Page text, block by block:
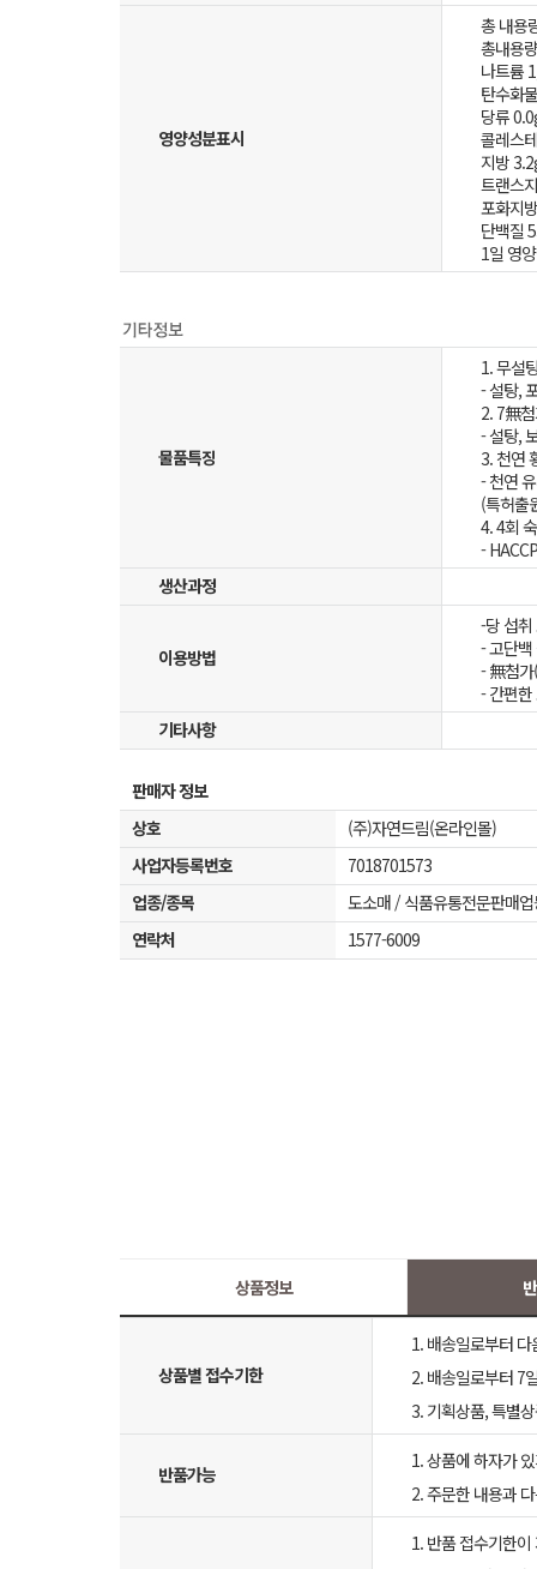
영양성분표시
총 내용
총내용
나트륨
탄수화
당류
콜레스
지방
트랜스
포화지
단백질
1일 영
물품특징
1. 무설
- 설탕,
2. 7無
- 설탕,
3. 천연
- 천연
(특허출
4. 4회
-
생산과정
이용방법
-당 섭
- 고단
- 無첨
- 간편
기타사항
판매자 정보
상호
(주)자연드림(온라인몰)
사업자등록번호
7018701573
업종/종목
도소매 / 식품유통전문판매
연락처
1577-6009
상품정보
상품별 접수기한
1. 배송일로부터
2. 배송일로부터 7
3. 기획상품, 특별
반품가능
1. 상품에 하자가
2. 주문한 내용과
1. 반품 접수기한이